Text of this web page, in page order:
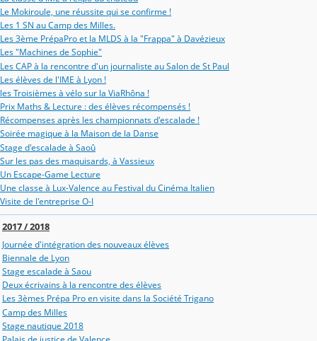
Le Mokiroule, une réussite qui se confirme !
Les 1 SN au Camp des Milles.
Les 3ème PrépaPro et la MLDS à la "Frappa" à Davézieux
Les "Machines de Sophie"
Les CAP à la rencontre d'un journaliste au Salon de St Paul
Les élèves de l'IME à Lyon !
les Troisièmes à vélo sur la ViaRhôna !
Prix Maths & Lecture : des élèves récompensés !
Récompenses après les championnats d'escalade !
Soirée magique à la Maison de la Danse
Stage d'escalade à Saoû
Sur les pas des maquisards, à Vassieux
Un Escape-Game Lecture
Une classe à Lux-Valence au Festival du Cinéma Italien
Visite de l'entreprise O-I
2017 / 2018
Journée d'intégration des nouveaux élèves
Biennale de Lyon
Stage escalade à Saou
Deux écrivains à la rencontre des élèves
Les 3èmes Prépa Pro en visite dans la Société Trigano
Camp des Milles
Stage nautique 2018